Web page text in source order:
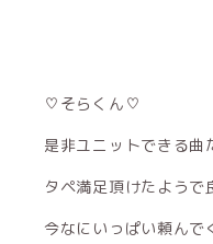
♡そらくん♡
是非ユニットできる
タペ満足頂けたようで
今なにいっぱい頼んで